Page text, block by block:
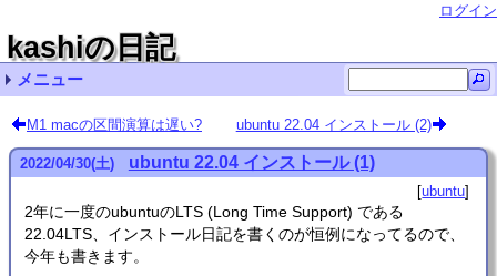
ログイン
kashiの日記
メニュー
最近の記事一覧
kv-0.4.62
kv-0.4.61
kv-0.4.60
kv-0.4.59
非正規化数の計算は遅い？
最近のコメント一覧
Ubuntu 24.04 インストール (リンク集) cupmen
Ubuntu LinuxでVMware Workstation pro/playerを
使うときの注意 qwaxgo
Ubuntu 20.04 インストール (8) Kuni
Ubuntu 20.04のBLAS (dgemm) をベンチマーク 名無
し
Ubuntu LinuxでVMware Workstation pro/playerを
使うときの注意 chmick
タグリスト
精度保証 (111)
ubuntu (73)
その他 (10)
自転車 (1)
M1 macの区間演算は遅い? ubuntu 22.04 インストール (2)
2022/04/30(土) ubuntu 22.04 インストール (1)
ubuntu
2年に一度のubuntuのLTS (Long Time Support) である
22.04LTS、インストール日記を書くのが恒例になってるので、
今年も書きます。